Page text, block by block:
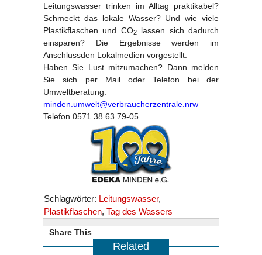
Leitungswasser trinken im Alltag praktika­bel?
Schmeckt das lokale Wasser? Und wie viele
Plastikflaschen und CO2lassen sich dadurch
einsparen? Die Ergebnisse werden im
Anschlussden Lokalmedien vorge­stellt.
Haben Sie Lust mitzumachen? Dann melden
Sie sich per Mail oder Tele­fon bei der
Umweltberatung:
minden.umwelt@verbraucherzentrale.nrw
Telefon 0571 38 63 79-05
Schlagwörter: Leitungswasser,
Plastikflaschen, Tag des Wassers
Share This
Related